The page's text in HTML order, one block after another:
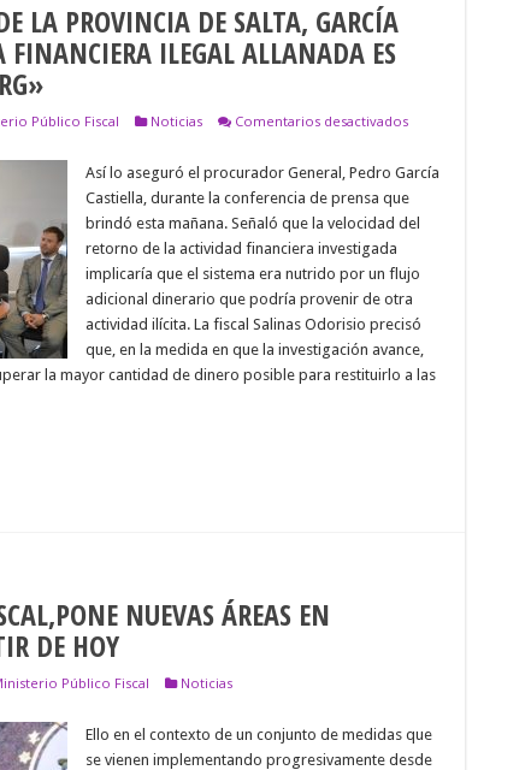
LA PROVINCIA DE SALTA, GARCÍA
FINANCIERA ILEGAL ALLANADA ES
Público Fiscal Noticias Comentarios desactivadosen
GENERAL
DE
PROVINCIA
SALTA,
GARCÍA
CASTIELLA,ASEGURÓ
QUE
FINANCIERA
ILEGAL
Así lo aseguró el procurador General, Pedro García
Castiella, durante la conferencia de prensa que
brindó esta mañana. Señaló que la velocidad del
retorno de la actividad financiera investigada
implicaría que el sistema era nutrido por un flujo
adicional dinerario que podría provenir de otra
actividad ilícita. La fiscal Salinas Odorisio precisó
que, en la medida en que la investigación avance,
la mayor cantidad de dinero posible para restituirlo a las
NUEVAS ÁREAS EN
DE HOY
Público Fiscal
Noticias
Ello en el contexto de un conjunto de medidas que
se vienen implementando progresivamente desde